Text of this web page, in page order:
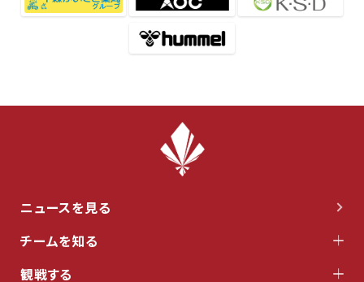
ニュースを見る
チームを知る
観戦する